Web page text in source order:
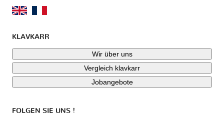
KLAVKARR
Wir über uns
Vergleich klavkarr
Jobangebote
FOLGEN SIE UNS !